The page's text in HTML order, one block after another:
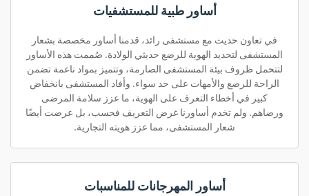
أساور طبية للمستشفيات
في تعاون حديث مع مستشفى رائد، قدمنا أساور مخصصة بشعار
المستشفى لتحديد الهوية للرضع حديثي الولادة. صُممت هذه الأساور
لتتحمل ظروف بيئة المستشفى الصارمة، وتتميز بمواد ناعمة تضمن
الراحة للرضع والأمهات على حد سواء. وأفاد المستشفى بانخفاض
كبير في أخطاء التعرف على الهوية، ما عزز سلامة المرضى
ورضاهم. ولم تخدم أساورنا غرض التعريف فحسب، بل عرضت أيضًا
شعار المستشفى، مما عزز هويته التجارية.
أساور المهرجانات للمناسبات